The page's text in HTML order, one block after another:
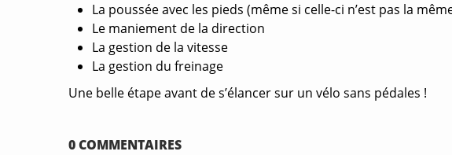
La poussée avec les pieds (même si celle-ci n’est pas la
Le maniement de la direction
La gestion de la vitesse
La gestion du freinage
Une belle étape avant de s’élancer sur un vélo sans pédales !
0 COMMENTAIRES